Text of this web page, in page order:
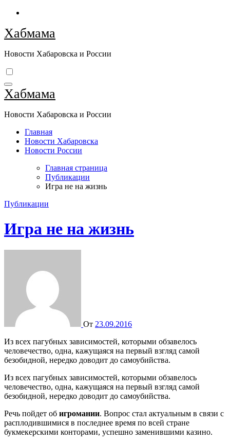
Перейти
содержимому
Хабмама
Новости Хабаровска и России
Хабмама
Новости Хабаровска и России
Главная
Новости Хабаровска
Новости России
Главная страница
Публикации
Игра не на жизнь
Публикации
Игра не на жизнь
От 23.09.2016
Из всех пагубных зависимостей, которыми обзавелось
человечество, одна, кажущаяся на первый взгляд самой
безобидной, нередко доводит до самоубийства.
Из всех пагубных зависимостей, которыми обзавелось
человечество, одна, кажущаяся на первый взгляд самой
безобидной, нередко доводит до самоубийства.
Речь пойдет об игромании. Вопрос стал актуальным в связи с
расплодившимися в последнее время по всей стране
букмекерскими конторами, успешно заменившими казино.